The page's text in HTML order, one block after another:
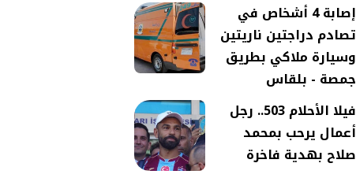
إصابة 4 أشخاص في
تصادم دراجتين ناريتين
وسيارة ملاكي بطريق
جمصة - بلقاس
فيلا الأحلام 503.. رجل
أعمال يرحب بمحمد
صلاح بهدية فاخرة